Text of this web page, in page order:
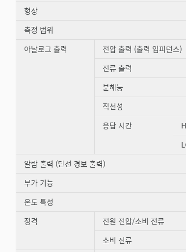
형상
측정 범위
아날로그 출력
전압 출력 (출력 임피던스)
전류 출력
분해능
직선성
응답 시간
알람 출력 (단선 경보 출력)
부가 기능
온도 특성
정격 전원 전압/소비 전류
소비 전류